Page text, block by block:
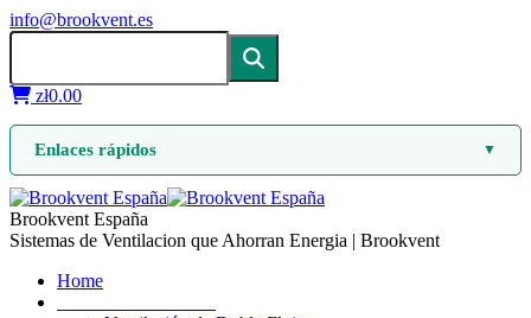
info@brookvent.es
zł0.00
Enlaces rápidos ▼
Brookvent España
Sistemas de Ventilacion que Ahorran Energia | Brookvent
Home